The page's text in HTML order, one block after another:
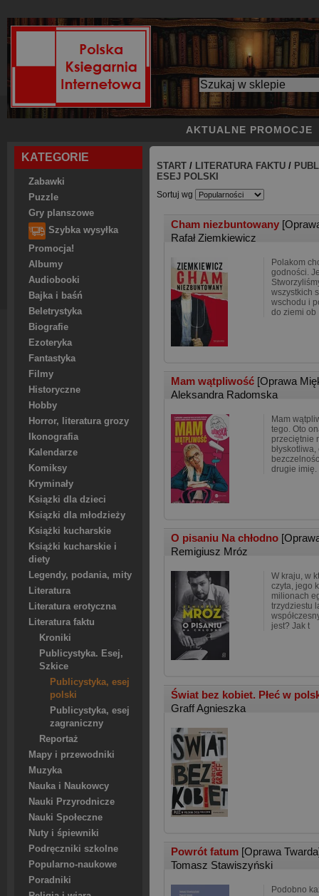
AKTUALNE PROMOCJE
KATEGORIE
Zabawki
Puzzle
Gry planszowe
Szybka wysyłka
Promocja!
Albumy
Audiobooki
Bajka i baśń
Beletrystyka
Biografie
Ezoteryka
Fantastyka
Filmy
Historyczne
Hobby
Horror, literatura grozy
Ikonografia
Kalendarze
Komiksy
Kryminały
Ksiązki dla dzieci
Ksiązki dla młodzieży
Książki kucharskie
Książki kucharskie i
diety
Legendy, podania, mity
Literatura
Literatura erotyczna
Literatura faktu
Kroniki
Publicystyka. Esej,
Szkice
Publicystyka, esej
polski
Publicystyka, esej
zagraniczny
Reportaż
Mapy i przewodniki
Muzyka
Nauka i Naukowcy
Nauki Przyrodnicze
Nauki Społeczne
Nuty i śpiewniki
Podręczniki szkolne
Popularno-naukowe
Poradniki
START / LITERATURA FAKTU /
ESEJ POLSKI
Sortuj wg
Cham niezbuntowany
Rafał Ziemkiewicz
Polakom
godności.
wszystkich
wschodu i
do ziemi ob
Mam wątpliwość [Oprawa
Aleksandra Radomska
Mam
tego. Oto
przeciętnie
drugie imię.
O pisaniu Na chłodno
Remigiusz Mróz
W kraju, w
czyta, jego
milionach
trzydziestu
jest? Jak t
Świat bez kobiet. Płeć w
Graff Agnieszka
Powrót fatum [Oprawa
Tomasz Stawiszyński
Podobno